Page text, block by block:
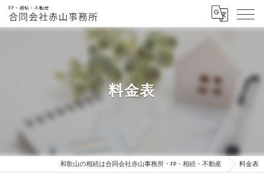
料金表
和歌山の相続は合同会社赤山事務所・FP・相続・不動産 料金表